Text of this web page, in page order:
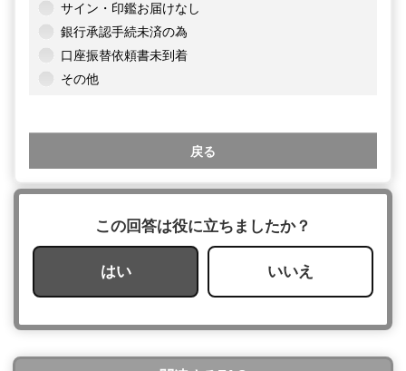
サイン・印鑑お届けなし
銀行承認手続未済の為
口座振替依頼書未到着
その他
戻る
この回答は役に立ちましたか？
はい いいえ